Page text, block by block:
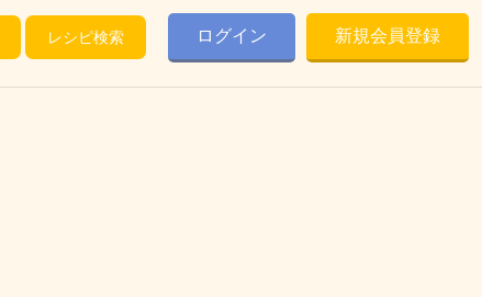
レシピ検索 ログイン 新規会員登録